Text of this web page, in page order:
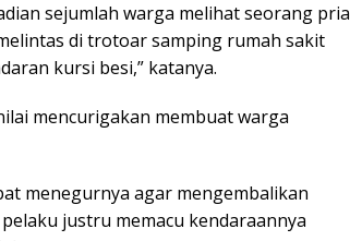
sejumlah warga melihat seorang pria
di trotoar samping rumah sakit
kursi besi,” katanya.
mencurigakan membuat warga
menegurnya agar mengembalikan
justru memacu kendaraannya